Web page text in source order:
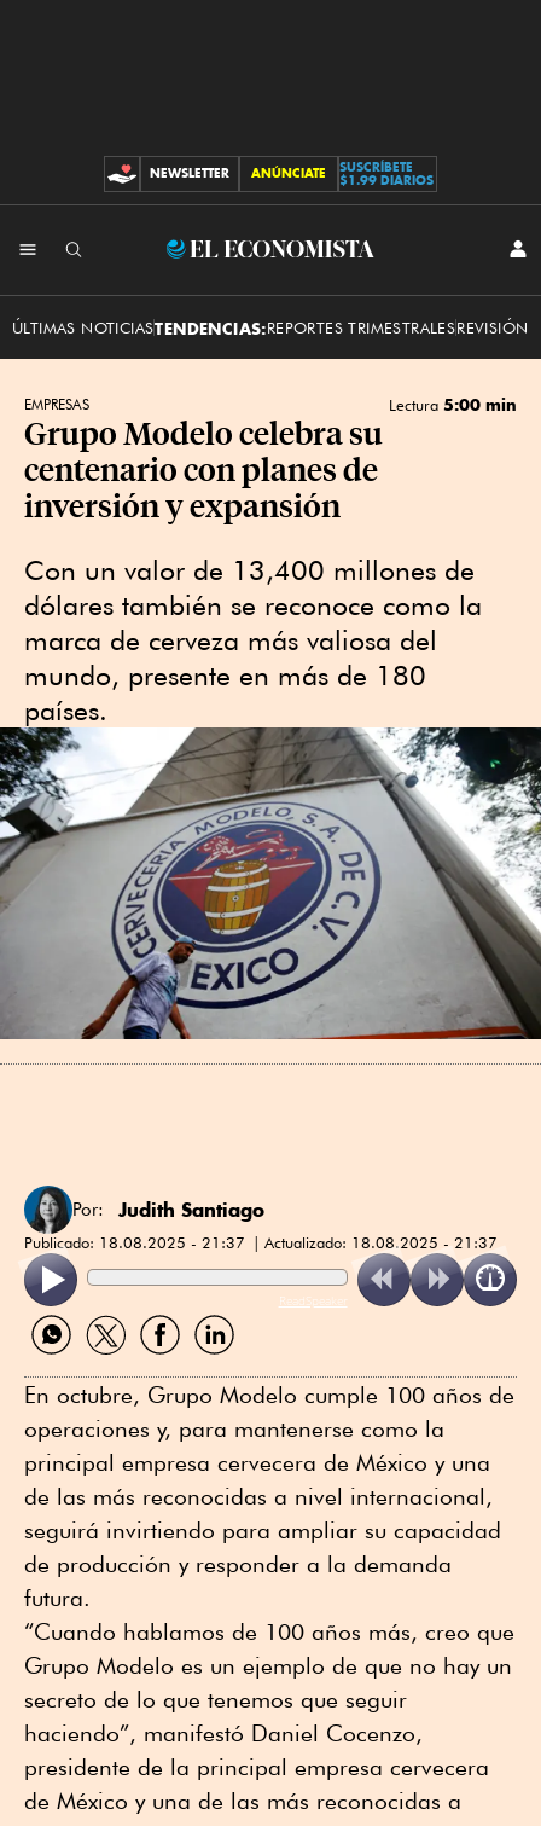
CONTRIBUCIONES
NEWSLETTER ANÚNCIATE
SUSCRÍBETE
$1.99 DIARIOS
El
ÚLTIMAS NOTICIASTENDENCIAS:REPORTES TRIMESTRALESREVISIÓN
EMPRESAS Lectura 5:00 min
Grupo Modelo celebra su
centenario con planes de
inversión y expansión
Con un valor de 13,400 millones de
dólares también se reconoce como la
marca de cerveza más valiosa del
mundo, presente en más de 180
países.
Por: Judith Santiago
Publicado: 18.08.2025 - 21:37 Actualizado: 18.08.2025 - 21:37
ReadSpeaker
Compartir
por
Compartir
por
Compartir
por
Compartir
por
En octubre, Grupo Modelo cumple 100 años de
operaciones y, para mantenerse como la
principal empresa cervecera de México y una
de las más reconocidas a nivel internacional,
seguirá invirtiendo para ampliar su capacidad
de producción y responder a la demanda
futura.
“Cuando hablamos de 100 años más, creo que
Grupo Modelo es un ejemplo de que no hay un
secreto de lo que tenemos que seguir
haciendo”, manifestó Daniel Cocenzo,
presidente de la principal empresa cervecera
de México y una de las más reconocidas a